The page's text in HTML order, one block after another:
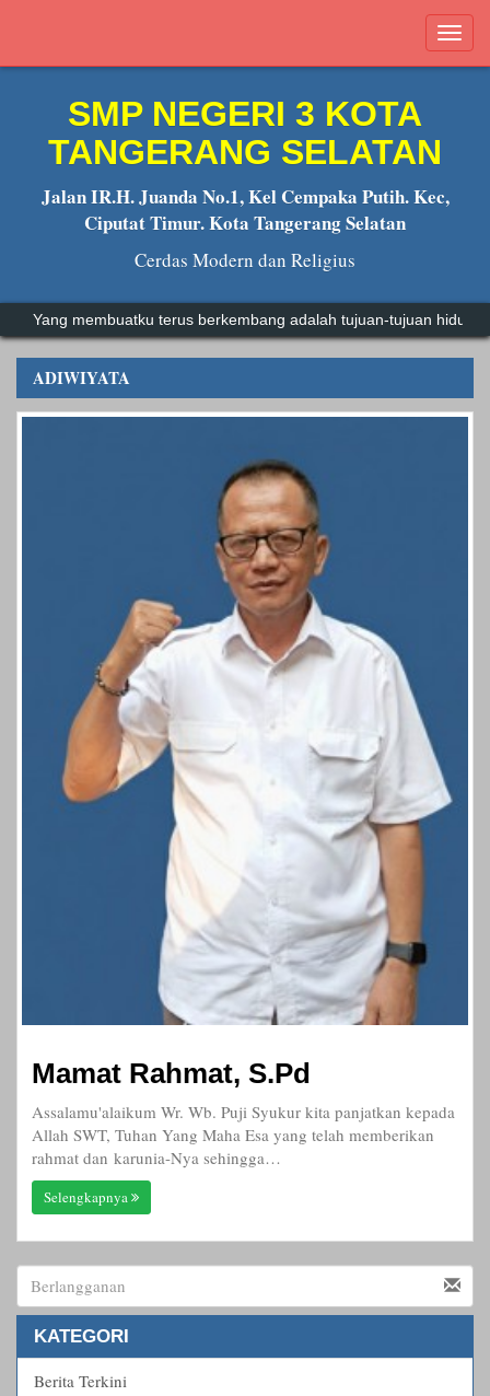
SMP NEGERI 3 KOTA
TANGERANG SELATAN
Jalan IR.H. Juanda No.1, Kel Cempaka Putih. Kec,
Ciputat Timur. Kota Tangerang Selatan
Cerdas Modern dan Religius
Yang membuatku terus berkembang adalah tujuan-tujuan
ADIWIYATA
Mamat Rahmat, S.Pd
Assalamu'alaikum Wr. Wb. Puji Syukur kita panjatkan kepada
Allah SWT, Tuhan Yang Maha Esa yang telah memberikan
rahmat dan karunia-Nya sehingga…
Selengkapnya
KATEGORI
Berita Terkini